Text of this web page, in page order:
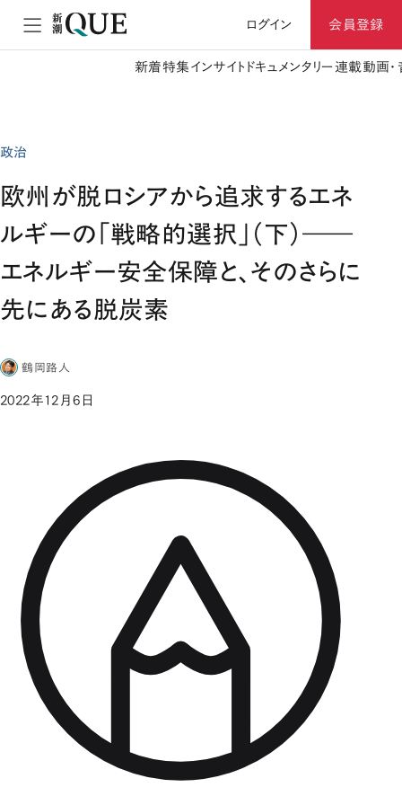
ログイン 会員登録
新着特集 インサイト ドキュメンタリー 連載動画
政治
欧州が脱ロシアから追求するエネ
ルギーの「戦略的選択」（下）――
エネルギー安全保障と、そのさらに
先にある脱炭素
鶴岡路人
2022年12月6日